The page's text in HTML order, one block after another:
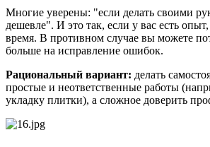
Многие уверены: "если делать своими
дешевле". И это так, если у вас есть
время. В противном случае вы можете
больше на исправление ошибок.
Рациональный вариант: делать
простые и неответственные работы
укладку плитки), а сложное доверить